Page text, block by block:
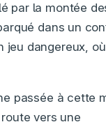
par la montée
dans un
jeu dangereux, où
passée à cette
vers une